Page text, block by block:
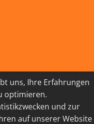
uns, Ihre Erfahrungen
optimieren.
und zur
auf unserer Website
Innsbruck